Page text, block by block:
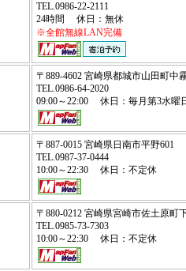
TEL.0986-22-2111
24時間 休日：無休
※全館無線LAN完備
〒889-4602 宮崎県都城市山田町中
TEL.0986-64-2020
09:00～22:00 休日：毎月第3水曜
〒887-0015 宮崎県日南市平野601
TEL.0987-37-0444
10:00～22:30 休日：不定休
〒880-0212 宮崎県宮崎市佐土原町
TEL.0985-73-7303
10:00～22:30 休日：不定休